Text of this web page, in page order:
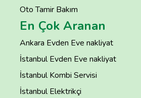
Oto Tamir Bakım
En Çok Aranan
Ankara Evden Eve nakliyat
İstanbul Evden Eve nakliyat
İstanbul Kombi Servisi
İstanbul Elektrikçi